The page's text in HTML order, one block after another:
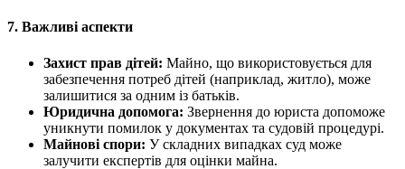
7. Важливі аспекти
Захист прав дітей: Майно, що використовується для
забезпечення потреб дітей (наприклад, житло), може
залишитися за одним із батьків.
Юридична допомога: Звернення до юриста допоможе
уникнути помилок у документах та судовій процедурі.
Майнові спори: У складних випадках суд може
залучити експертів для оцінки майна.